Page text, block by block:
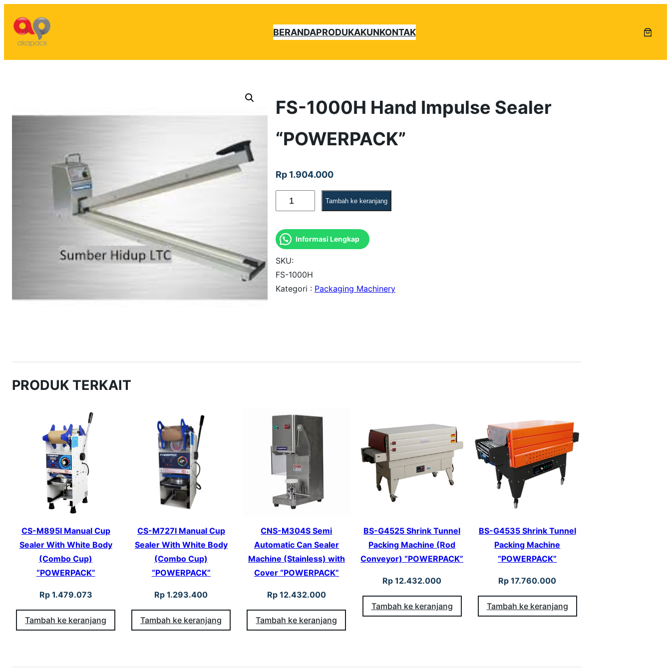
konten
BERANDAPRODUKAKUNKONTAK
FS-1000H Hand Impulse Sealer
“POWERPACK”
Rp 1.904.000
u
a
n
t
i
t
0
0
H
a
d
m
u
s
S
Tambah ke keranjang
Informasi Lengkap
SKU:
FS-1000H
Kategori : Packaging Machinery
PRODUK TERKAIT
CS-M895I Manual Cup
Sealer With White Body
(Combo Cup)
“POWERPACK”
Rp1.479.073
Tambah ke keranjang
CS-M727I Manual Cup
Sealer With White Body
(Combo Cup)
“POWERPACK”
Rp 1.293.400
Tambah ke keranjang
CNS-M304S Semi
Automatic Can Sealer
Machine (Stainless) with
Cover “POWERPACK”
Rp12.432.000
Tambah ke keranjang
BS-G4525 Shrink Tunnel
Packing Machine (Rod
Conveyor) “POWERPACK”
Rp 12.432.000
Tambah ke keranjang
BS-G4535 Shrink Tunnel
Packing Machine
“POWERPACK”
Rp 17.760.000
Tambah ke keranjang